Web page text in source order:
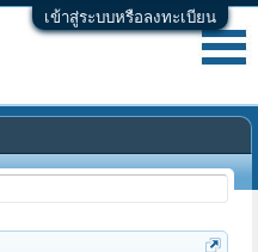
เข้าสู่ระบบหรือลงทะเบียน